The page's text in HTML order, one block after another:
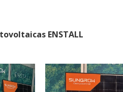
ENSTALL